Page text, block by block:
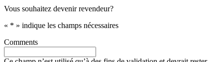
Vous souhaitez devenir revendeur?
« * » indique les champs nécessaires
Comments